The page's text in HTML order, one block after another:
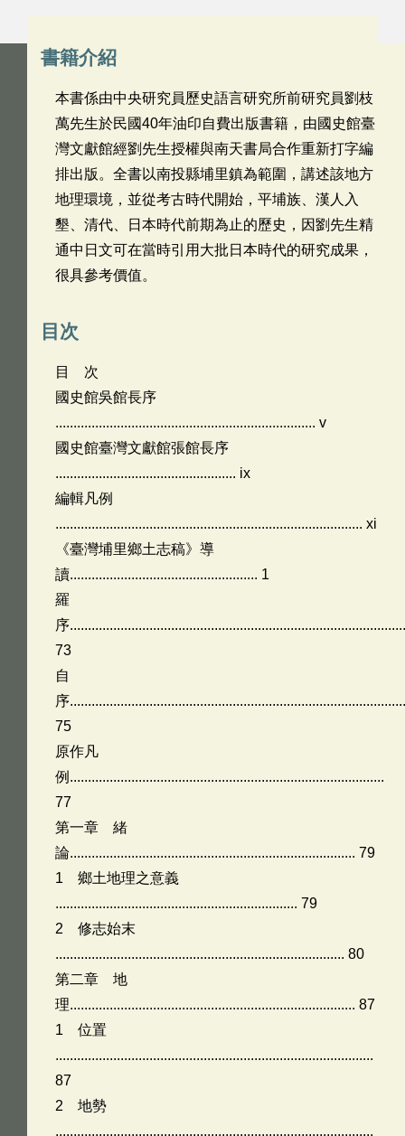
書籍介紹
本書係由中央研究員歷史語言研究所前研究員劉枝
萬先生於民國40年油印自費出版書籍，由國史館臺
灣文獻館經劉先生授權與南天書局合作重新打字編
排出版。全書以南投縣埔里鎮為範圍，講述該地方
地理環境，並從考古時代開始，平埔族、漢人入
墾、清代、日本時代前期為止的歷史，因劉先生精
通中日文可在當時引用大批日本時代的研究成果，
很具參考價值。
目次
目 次
國史館吳館長序
........................................................................ v
國史館臺灣文獻館張館長序
.................................................. ix
編輯凡例
..................................................................................... xi
《臺灣埔里鄉土志稿》導
讀.................................................... 1
羅
序
73
自
序
75
原作凡
例.......................................................................................
77
第一章 緒
論............................................................................... 79
1 鄉土地理之意義
................................................................... 79
2 修志始末
................................................................................ 80
第二章 地
理............................................................................... 87
1 位置
........................................................................................
87
2 地勢
........................................................................................